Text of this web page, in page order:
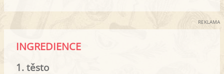
REKLAMA
INGREDIENCE
1. těsto